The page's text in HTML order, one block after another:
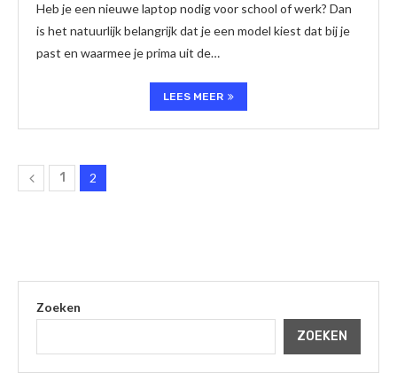
Heb je een nieuwe laptop nodig voor school of werk? Dan
is het natuurlijk belangrijk dat je een model kiest dat bij je
past en waarmee je prima uit de…
LEES MEER
1 2
Zoeken
ZOEKEN